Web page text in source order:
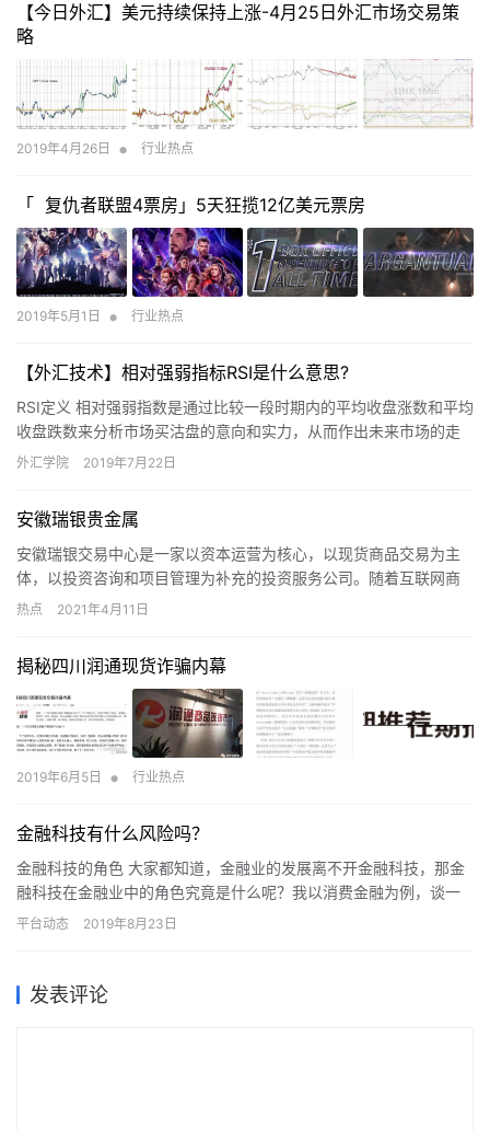
【今日外汇】美元持续保持上涨-4月25日外汇市场交易策
略
2019年4月26日 • 行业热点
「 复仇者联盟4票房」5天狂揽12亿美元票房
2019年5月1日 • 行业热点
【外汇技术】相对强弱指标RSI是什么意思?
RSI定义 相对强弱指数是通过比较一段时期内的平均收盘涨数和平均
收盘跌数来分析市场买沽盘的意向和实力，从而作出未来市场的走
势。 RSI指标的取值在0—100之间。 RSI使用原则 …
外汇学院 2019年7月22日
安徽瑞银贵金属
安徽瑞银交易中心是一家以资本运营为核心，以现货商品交易为主
体，以投资咨询和项目管理为补充的投资服务公司。随着互联网商
务时代的到来，为了满足全国客户对贵金属需求，以及方便客户的
热点 2021年4月11日
揭秘四川润通现货诈骗内幕
2019年6月5日 • 行业热点
金融科技有什么风险吗？
金融科技的角色 大家都知道，金融业的发展离不开金融科技，那金
融科技在金融业中的角色究竟是什么呢？我以消费金融为例，谈一
点我的看法。 我认为，在消费金融发展的过程中，金融科技充当两
平台动态 2019年8月23日
发表评论